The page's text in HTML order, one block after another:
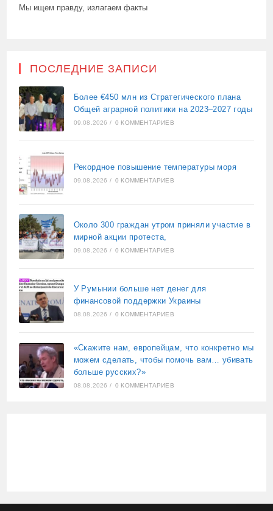
Мы ищем правду, излагаем факты
ПОСЛЕДНИЕ ЗАПИСИ
Более €450 млн из Стратегического плана
Общей аграрной политики на 2023–2027 годы
09.08.2026 / 0 КОММЕНТАРИЕВ
Рекордное повышение температуры моря
09.08.2026 / 0 КОММЕНТАРИЕВ
Около 300 граждан утром приняли участие в
мирной акции протеста,
09.08.2026 / 0 КОММЕНТАРИЕВ
У Румынии больше нет денег для
финансовой поддержки Украины
08.08.2026 / 0 КОММЕНТАРИЕВ
«Скажите нам, европейцам, что конкретно мы
можем сделать, чтобы помочь вам… убивать
больше русских?»
08.08.2026 / 0 КОММЕНТАРИЕВ